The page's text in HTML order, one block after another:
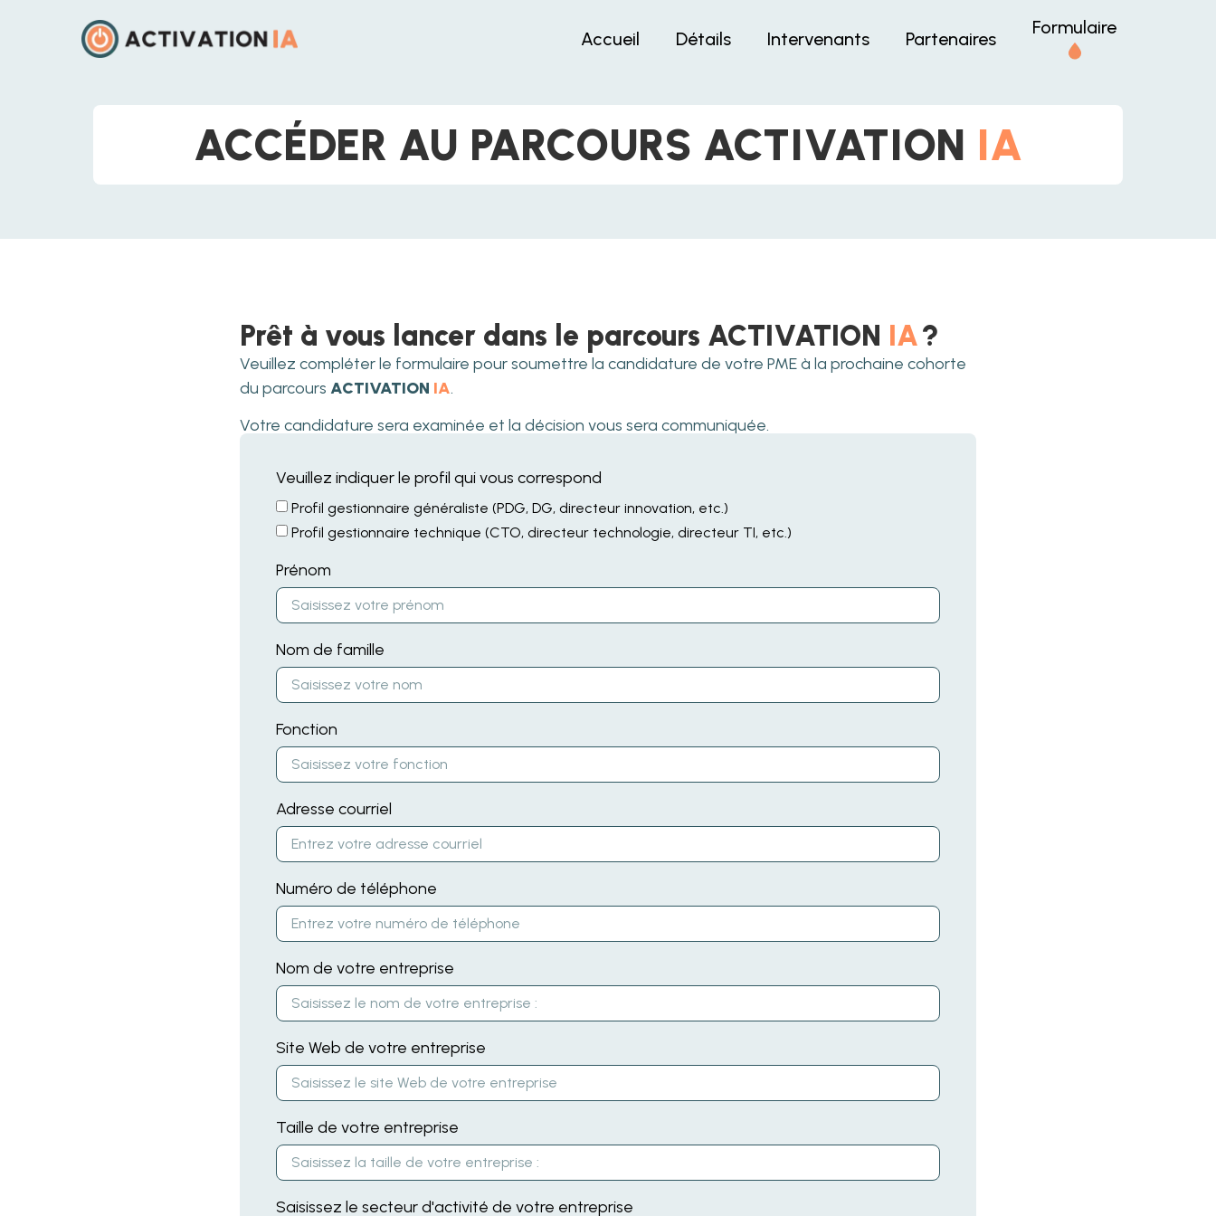
Accueil Détails Intervenants Partenaires
Formulaire
ACCÉDER AU PARCOURS ACTIVATION IA
Prêt à vous lancer dans le parcours ACTIVATION IA?
Veuillez compléter le formulaire pour soumettre la candidature de votre PME à la prochaine cohorte
du parcours ACTIVATION IA.
Votre candidature sera examinée et la décision vous sera communiquée.
Veuillez indiquer le profil qui vous correspond
Profil gestionnaire généraliste (PDG, DG, directeur innovation, etc.)
Profil gestionnaire technique (CTO, directeur technologie, directeur TI, etc.)
Prénom
Nom de famille
Fonction
Adresse courriel
Numéro de téléphone
Nom de votre entreprise
Site Web de votre entreprise
Taille de votre entreprise
Saisissez le secteur d'activité de votre entreprise